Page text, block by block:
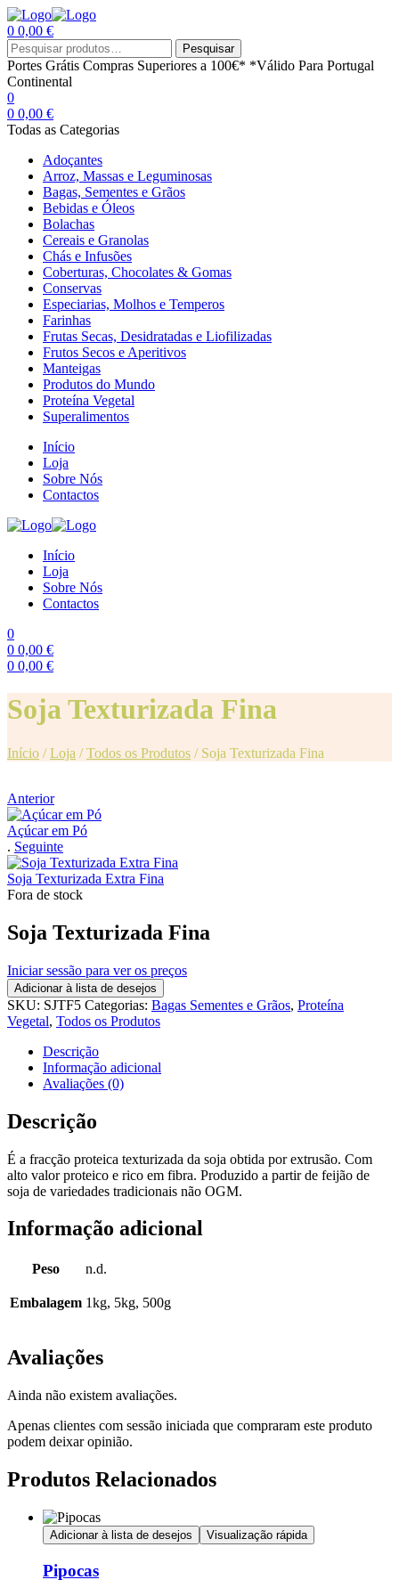
0 0,00 €
Menu
Procurar
por:
Pesquisar
Portes Grátis Compras Superiores a 100€* *Válido Para Portugal
Continental
0
0 0,00 €
Todas as Categorias
Adoçantes
Arroz, Massas e Leguminosas
Bagas, Sementes e Grãos
Bebidas e Óleos
Bolachas
Cereais e Granolas
Chás e Infusões
Coberturas, Chocolates & Gomas
Conservas
Especiarias, Molhos e Temperos
Farinhas
Frutas Secas, Desidratadas e Liofilizadas
Frutos Secos e Aperitivos
Manteigas
Produtos do Mundo
Proteína Vegetal
Superalimentos
Início
Loja
Sobre Nós
Contactos
Início
Loja
Sobre Nós
Contactos
0
0 0,00 €
0 0,00 €
Soja Texturizada Fina
Início /Loja /Todos os Produtos / Soja Texturizada Fina
Anterior
Açúcar em Pó
. Seguinte
Soja Texturizada Extra Fina
Fora de stock
Soja Texturizada Fina
Iniciar sessão para ver os preços
Adicionar à lista de desejos
SKU: SJTF5 Categorias: Bagas Sementes e Grãos, Proteína
Vegetal, Todos os Produtos
Descrição
Informação adicional
Avaliações (0)
Descrição
É a fracção proteica texturizada da soja obtida por extrusão. Com
alto valor proteico e rico em fibra. Produzido a partir de feijão de
soja de variedades tradicionais não OGM.
Informação adicional
Peso n.d.
Embalagem 1kg, 5kg, 500g
Avaliações
Ainda não existem avaliações.
Apenas clientes com sessão iniciada que compraram este produto
podem deixar opinião.
Produtos Relacionados
Adicionar à lista de desejos Visualização rápida
Pipocas